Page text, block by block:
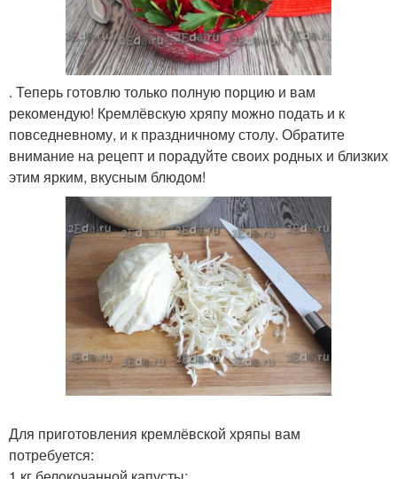
. Теперь готовлю только полную порцию и вам
рекомендую! Кремлёвскую хряпу можно подать и к
повседневному, и к праздничному столу. Обратите
внимание на рецепт и порадуйте своих родных и близких
этим ярким, вкусным блюдом!
Для приготовления кремлёвской хряпы вам
потребуется: